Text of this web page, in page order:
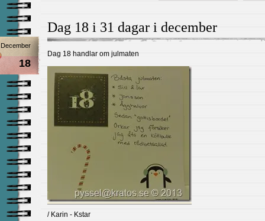
Dag 18 i 31 dagar i december
December
18
Dag 18 handlar om julmaten
/ Karin - Kstar